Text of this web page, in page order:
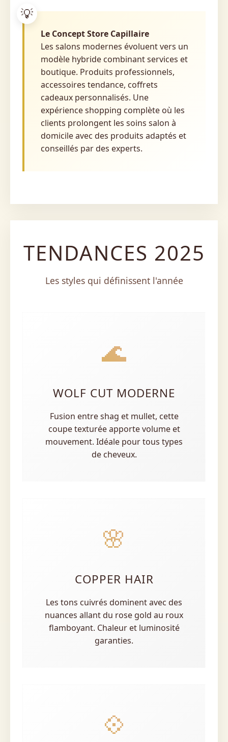
Le Concept Store Capillaire
Les salons modernes évoluent vers un
modèle hybride combinant services et
boutique. Produits professionnels,
accessoires tendance, coffrets
cadeaux personnalisés. Une
expérience shopping complète où les
clients prolongent les soins salon à
domicile avec des produits adaptés et
conseillés par des experts.
TENDANCES 2025
Les styles qui définissent l'année
🌊
WOLF CUT MODERNE
Fusion entre shag et mullet, cette
coupe texturée apporte volume et
mouvement. Idéale pour tous types
de cheveux.
🌸
COPPER HAIR
Les tons cuivrés dominent avec des
nuances allant du rose gold au roux
flamboyant. Chaleur et luminosité
garanties.
💠